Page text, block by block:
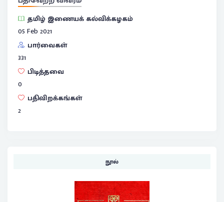
தமிழ் இணையக் கல்விக்கழகம்
05 Feb 2021
பார்வைகள்
331
பிடித்தவை
0
பதிவிறக்கங்கள்
2
நூல்